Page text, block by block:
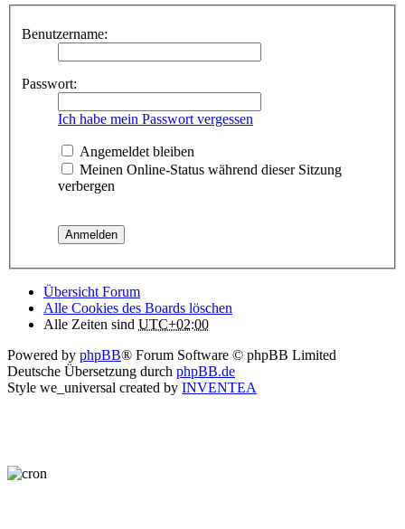
Benutzername:
Passwort:
Ich habe mein Passwort vergessen
Angemeldet bleiben
Meinen Online-Status während dieser Sitzung
verbergen
Übersicht Forum
Alle Cookies des Boards löschen
Alle Zeiten sind UTC+02:00
Powered by phpBB® Forum Software © phpBB Limited
Deutsche Übersetzung durch phpBB.de
Style we_universal created by INVENTEA